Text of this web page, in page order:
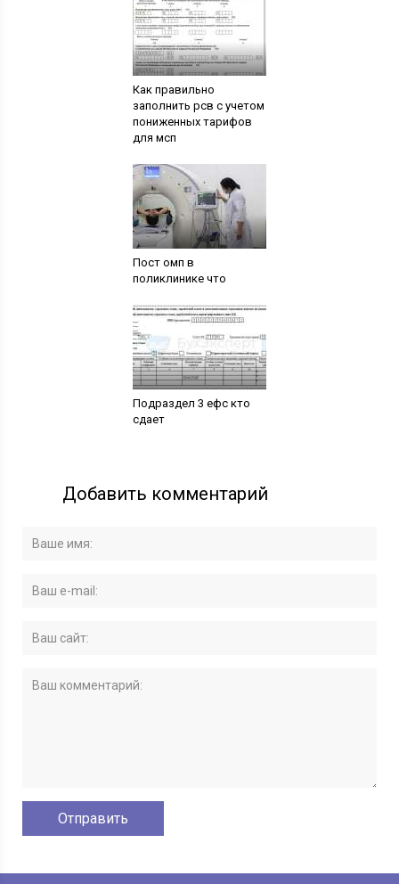
Как правильно
заполнить рсв с учетом
пониженных тарифов
для мсп
Пост омп в
поликлинике что
Подраздел 3 ефс кто
сдает
Добавить комментарий